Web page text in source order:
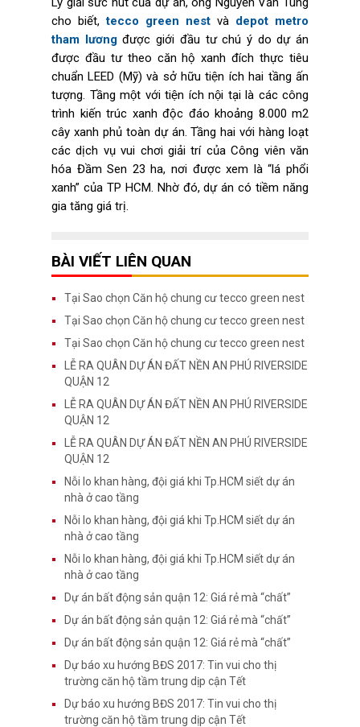
cho biết,tecco green nest và depot metro
tham lươngđược giới đầu tư chú ý do dự án
được đầu tư theo căn hộ xanh đích thực tiêu
chuẩn LEED (Mỹ) và sở hữu tiện ích hai tầng ấn
tượng. Tầng một với tiện ích nội tại là các công
trình kiến trúc xanh độc đáo khoảng 8.000 m2
cây xanh phủ toàn dự án. Tầng hai với hàng loạt
các dịch vụ vui chơi giải trí của Công viên văn
hóa Đầm Sen 23 ha, nơi được xem là “lá phổi
xanh” của TP HCM. Nhờ đó, dự án có tiềm năng
gia tăng giá trị.
BÀI VIẾT LIÊN QUAN
Tại Sao chọn Căn hộ chung cư tecco green nest
Tại Sao chọn Căn hộ chung cư tecco green nest
Tại Sao chọn Căn hộ chung cư tecco green nest
LỄ RA QUÂN DỰ ÁN ĐẤT NỀN AN PHÚ RIVERSIDE
QUẬN 12
LỄ RA QUÂN DỰ ÁN ĐẤT NỀN AN PHÚ RIVERSIDE
QUẬN 12
LỄ RA QUÂN DỰ ÁN ĐẤT NỀN AN PHÚ RIVERSIDE
QUẬN 12
Nỗi lo khan hàng, đội giá khi Tp.HCM siết dự án
nhà ở cao tầng
Nỗi lo khan hàng, đội giá khi Tp.HCM siết dự án
nhà ở cao tầng
Nỗi lo khan hàng, đội giá khi Tp.HCM siết dự án
nhà ở cao tầng
Dự án bất động sản quận 12: Giá rẻ mà “chất”
Dự án bất động sản quận 12: Giá rẻ mà “chất”
Dự án bất động sản quận 12: Giá rẻ mà “chất”
Dự báo xu hướng BĐS 2017: Tin vui cho thị
trường căn hộ tầm trung dịp cận Tết
Dự báo xu hướng BĐS 2017: Tin vui cho thị
trường căn hộ tầm trung dịp cận Tết